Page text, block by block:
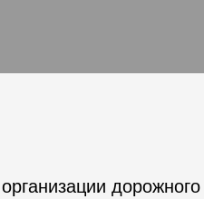
дорожного